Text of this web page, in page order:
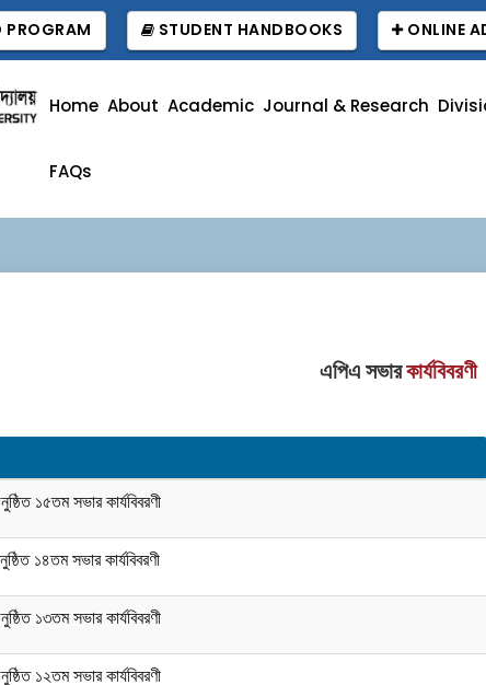
PROGRAM STUDENT HANDBOOKS ONLINE
Home About Academic Journal & Research
FAQs
এপিএ সভারকার্যবিবরণী
১৫তম সভার কার্যবিবরণী
১৪তম সভার কার্যবিবরণী
১৩তম সভার কার্যবিবরণী
১২তম সভার কার্যবিবরণী